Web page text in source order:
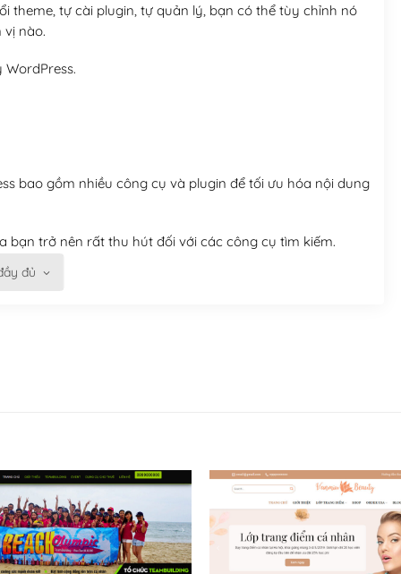
theme, tự cài plugin, tự quản lý, bạn có thể tùy chỉnh nó
nào.
bao gồm nhiều công cụ và plugin để tối ưu hóa nội dung
bạn trở nên rất thu hút đối với các công cụ tìm kiếm.
lồ được kiểm duyệt bởi các nhân viên và những người
đủ